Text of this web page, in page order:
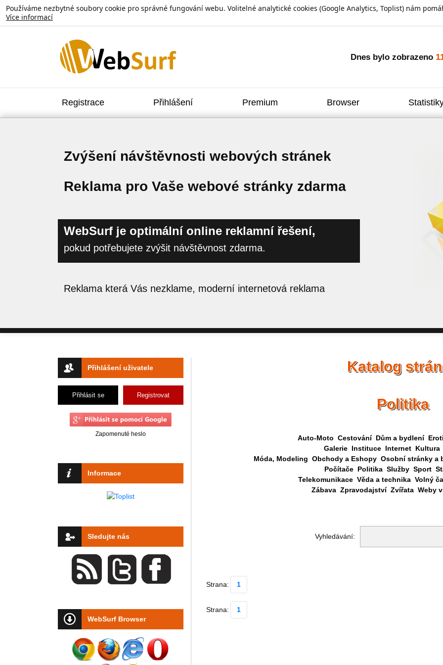
Používáme nezbytné soubory cookie pro správné fungování webu. Volitelné analytické cookies (Google Analytics, Toplist) nám
Více informací
Dnes bylo zobrazeno
Registrace Přihlášení Premium Browser
Zvýšení návštěvnosti webových stránek
Reklama pro Vaše webové stránky zdarma
WebSurf je optimální online reklamní řešení,
pokud potřebujete zvýšit návštěvnost zdarma.
Reklama která Vás nezklame, moderní internetová reklama
Přihlášení uživatele
Přihlásit se Registrovat
Zapomenuté heslo
Informace
Sledujte nás
WebSurf Browser
Katalog
Politika
Auto-Moto Cestování Dům a bydlení
Galerie Instituce Internet Kultura
Móda, Modeling Obchody a Eshopy Osobní stránky a
Počítače Politika Služby Sport
Telekomunikace Věda a technika Volný
Zábava Zpravodajství Zvířata Weby
Vyhledávání:
Strana: 1
Strana: 1